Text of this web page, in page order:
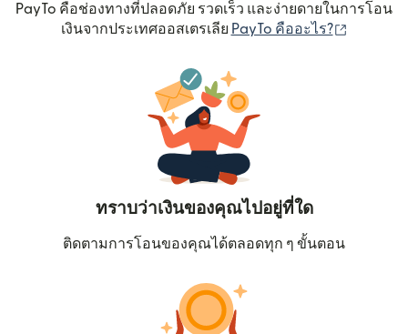
PayTo คือช่องทางที่ปลอดภัย รวดเร็ว และง่ายดายในการโอน
เงินจากประเทศออสเตรเลีย PayTo คืออะไร?
ทราบว่าเงินของคุณไปอยู่ที่ใด
ติดตามการโอนของคุณได้ตลอดทุก ๆ ขั้นตอน